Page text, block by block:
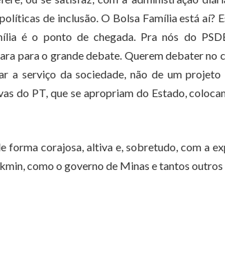
de inclusão. O Bolsa Família está aí?
é o ponto de chegada. Pra nós do
para o grande debate. Querem debater no
a serviço da sociedade, não de um
do PT, que se apropriam do Estado,
forma corajosa, altiva e, sobretudo, com a
como o governo de Minas e tantos